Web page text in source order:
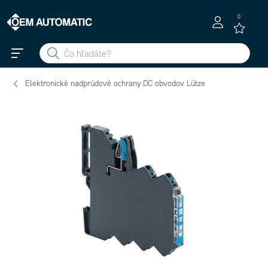
0
Elektronické nadprúdové ochrany DC obvodov Lütze